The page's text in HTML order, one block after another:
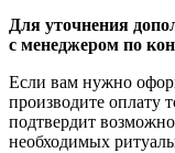
Для уточнения
с менеджером по
Если вам нужно
производите оплату
подтвердит
необходимых